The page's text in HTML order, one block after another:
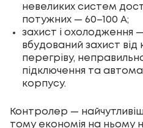
невеликих систем
потужних — 60–100 А;
захист і
вбудований захист
перегріву,
підключення та
корпусу.
Контролер —
тому економія на ньому